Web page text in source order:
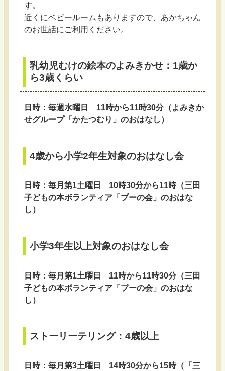
す。
近くにベビールームもありますので、あかちゃん
のお世話にご利用ください。
乳幼児むけの絵本のよみきかせ：1歳か
ら3歳くらい
日時：毎週水曜日 11時から11時30分（よみきか
せグループ「かたつむり」のおはなし）
4歳から小学2年生対象のおはなし会
日時：毎月第1土曜日 10時30分から11時（三田
子どもの本ボランティア「プーの会」のおはな
し）
小学3年生以上対象のおはなし会
日時：毎月第1土曜日 11時から11時30分（三田
子どもの本ボランティア「プーの会」のおはな
し）
ストーリーテリング：4歳以上
日時：毎月第3土曜日 14時30分から15時（「三